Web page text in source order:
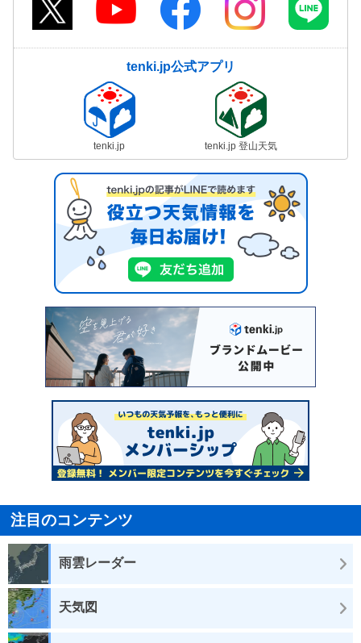
tenki.jp公式アプリ
tenki.jp tenki.jp 登山天気
注目のコンテンツ
雨雲レーダー
天気図